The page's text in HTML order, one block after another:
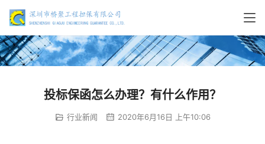
投标保函怎么办理？有什么作用？
行业新闻 2020年6月16日 上午10:06